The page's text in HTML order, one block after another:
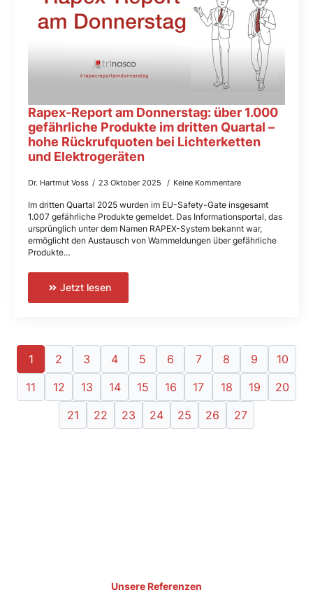
Rapex-Report am Donnerstag: über 1.000
gefährliche Produkte im dritten Quartal –
hohe Rückrufquoten bei Lichterketten
und Elektrogeräten
Dr. Hartmut Voss 23 Oktober 2025 Keine Kommentare
Im dritten Quartal 2025 wurden im EU-Safety-Gate insgesamt
1.007 gefährliche Produkte gemeldet. Das Informationsportal, das
ursprünglich unter dem Namen RAPEX-System bekannt war,
ermöglicht den Austausch von Warnmeldungen über gefährliche
Produkte…
Jetzt lesen
1 2 3 4 5 6 7 8 9
10
11
12 13 14 15 16 17 18 19
20
21
22 23 24 25 26 27
Unsere Referenzen